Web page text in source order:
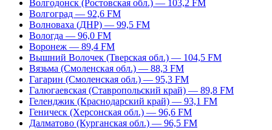
Волгодонск (Ростовская обл.) — 103,2 FM
Волгоград — 92,6 FM
Волноваха (ДНР) — 99,5 FM
Вологда — 96,0 FM
Воронеж — 89,4 FM
Вышний Волочек (Тверская обл.) — 104,5 FM
Вязьма (Смоленская обл.) — 88,3 FM
Гагарин (Смоленская обл.) — 95,3 FM
Галюгаевская (Ставропольский край) — 89,8 FM
Геленджик (Краснодарский край) — 93,1 FM
Геническ (Херсонская обл.) — 96,6 FM
Далматово (Курганская обл.) — 96,5 FM